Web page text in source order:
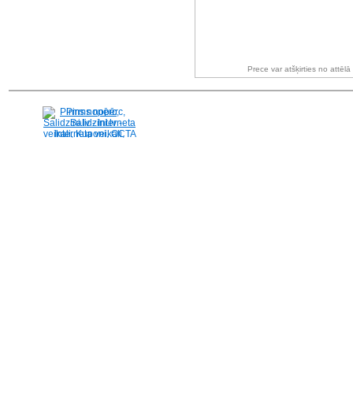
Prece var atšķirties no attēlā
Pirms nopērc,
Salidzini.lv - Interneta
veikali, Kuponi, OCTA